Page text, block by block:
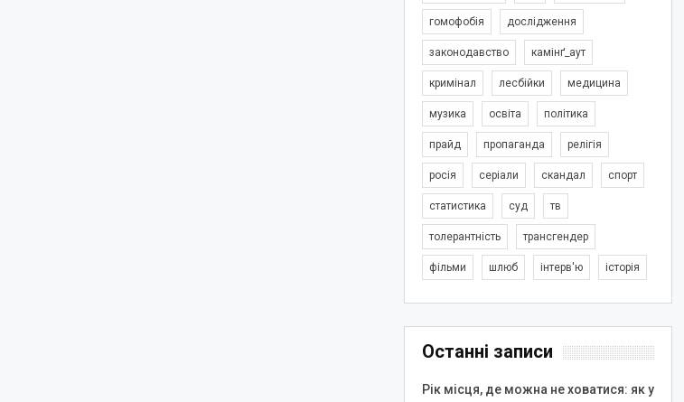
гомофобія дослідження
законодавство камінґ_аут
кримінал лесбійки медицина
музика освіта політика
прайд пропаганда релігія
росія серіали скандал спорт
статистика суд тв
толерантність трансгендер
фільми шлюб інтерв'ю історія
Останні записи
Рік місця, де можна не ховатися: як у